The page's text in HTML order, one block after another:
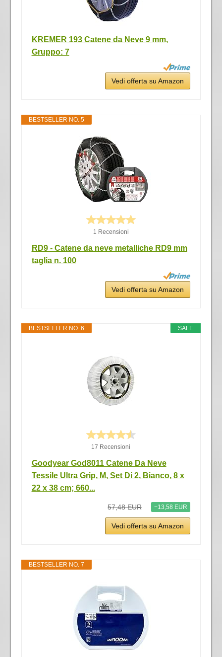
KREMER 193 Catene da Neve 9 mm,
Gruppo: 7
Vedi offerta su Amazon
BESTSELLER NO. 5
1 Recensioni
RD9 - Catene da neve metalliche RD9 mm
taglia n. 100
Vedi offerta su Amazon
SALE
BESTSELLER NO. 6
17 Recensioni
Goodyear God8011 Catene Da Neve
Tessile Ultra Grip, M, Set Di 2, Bianco, ‎8 x
22 x 38 cm; 660...
57,48 EUR −13,58 EUR
Vedi offerta su Amazon
BESTSELLER NO. 7